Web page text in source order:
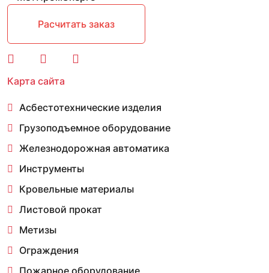
Расчитать заказ
Карта сайта
Асбестотехнические изделия
Грузоподъемное оборудование
Железнодорожная автоматика
Инструменты
Кровельные материалы
Листовой прокат
Метизы
Ограждения